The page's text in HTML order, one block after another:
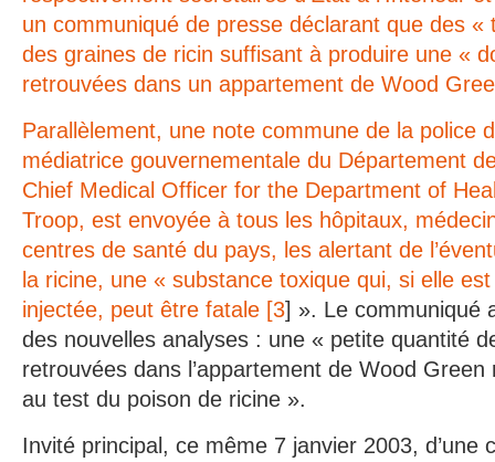
un communiqué de presse déclarant que des «
des graines de ricin suffisant à produire une «
retrouvées dans un appartement de Wood
Parallèlement, une note commune de la police
médiatrice gouvernementale du Département
Chief Medical Officer for the Department of
Troop, est envoyée à tous les hôpitaux,
centres de santé du pays, les alertant de
la ricine, une « substance toxique qui, si elle
injectée, peut être fatale [3] ». Le communiqué
des nouvelles analyses : une « petite quantité
retrouvées dans l’appartement de Wood
au test du poison de ricine ».
Invité principal, ce même 7 janvier 2003, d’une